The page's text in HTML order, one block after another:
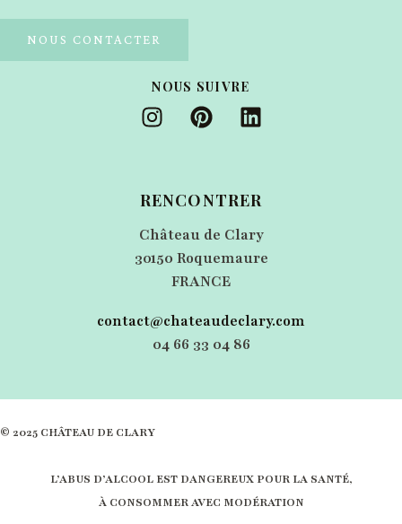
NOUS CONTACTER
NOUS SUIVRE
Instagram
PinterestLinkedin
RENCONTRER
Château de Clary
30150‭ ‬Roquemaure
FRANCE
contact@chateaudeclary.com
04‭ ‬66‭ ‬33‭ ‬04‭ ‬86
© 2025 CHÂTEAU DE CLARY
L’ABUS D’ALCOOL EST DANGEREUX POUR LA SANTÉ,
À CONSOMMER AVEC MODÉRATION